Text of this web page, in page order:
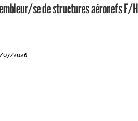
se de structures aéronefs F/H
07/2026